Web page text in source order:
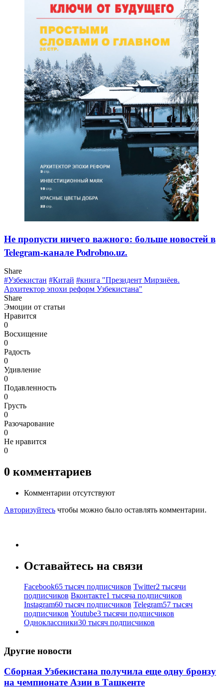
Не пропусти ничего важного: больше новостей в
Telegram-канале Podrobno.uz.
Share
#Узбекистан #Китай #книга "Президент Мирзиёев.
Архитектор эпохи реформ Узбекистана"
Share
Эмоции от статьи
Нравится
0
Восхищение
0
Радость
0
Удивление
0
Подавленность
0
Грусть
0
Разочарование
0
Не нравится
0
0 комментариев
Комментарии отсутствуют
Авторизуйтесь чтобы можно было оставлять комментарии.
Оставайтесь на связи
Facebook65 тысяч подписчиков Twitter2 тысячи
подписчиков Вконтакте1 тысяча подписчиков
Instagram60 тысяч подписчиков Telegram57 тысяч
подписчиков Youtube3 тысячи подписчиков
Одноклассники30 тысяч подписчиков
Другие новости
Сборная Узбекистана получила еще одну бронзу
на чемпионате Азии в Ташкенте